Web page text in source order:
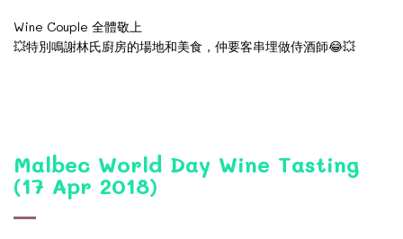
Wine Couple 全體敬上
💥特別鳴謝林氏廚房的場地和美食，仲要客串埋做侍酒師😂💥
Malbec World Day Wine Tasting
(17 Apr 2018)